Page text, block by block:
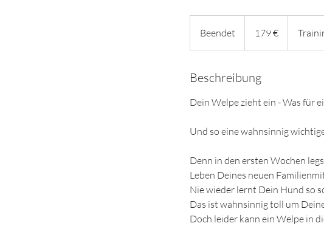
Beendet
e
n
e
179 €
Beschreibung
Dein Welpe zieht ein - Was für
Und so eine wahnsinnig
Denn in den ersten Wochen
Leben Deines neuen
Nie wieder lernt Dein Hund so
Das ist wahnsinnig toll um
Doch leider kann ein Welpe in